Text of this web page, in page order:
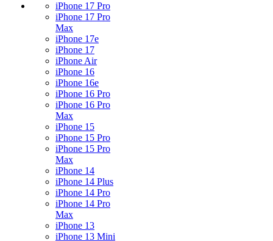
iPhone 17 Pro
iPhone 17 Pro
Max
iPhone 17e
iPhone 17
iPhone Air
iPhone 16
iPhone 16e
iPhone 16 Pro
iPhone 16 Pro
Max
iPhone 15
iPhone 15 Pro
iPhone 15 Pro
Max
iPhone 14
iPhone 14 Plus
iPhone 14 Pro
iPhone 14 Pro
Max
iPhone 13
iPhone 13 Mini